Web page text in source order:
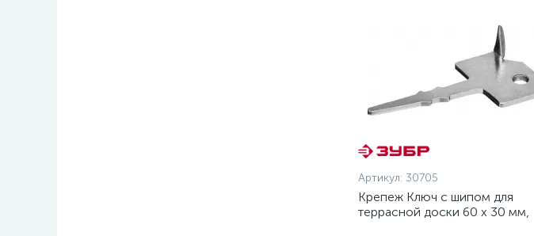
Артикул: 30705
Крепеж Ключ с шипом для
террасной доски 60 х 30 мм,